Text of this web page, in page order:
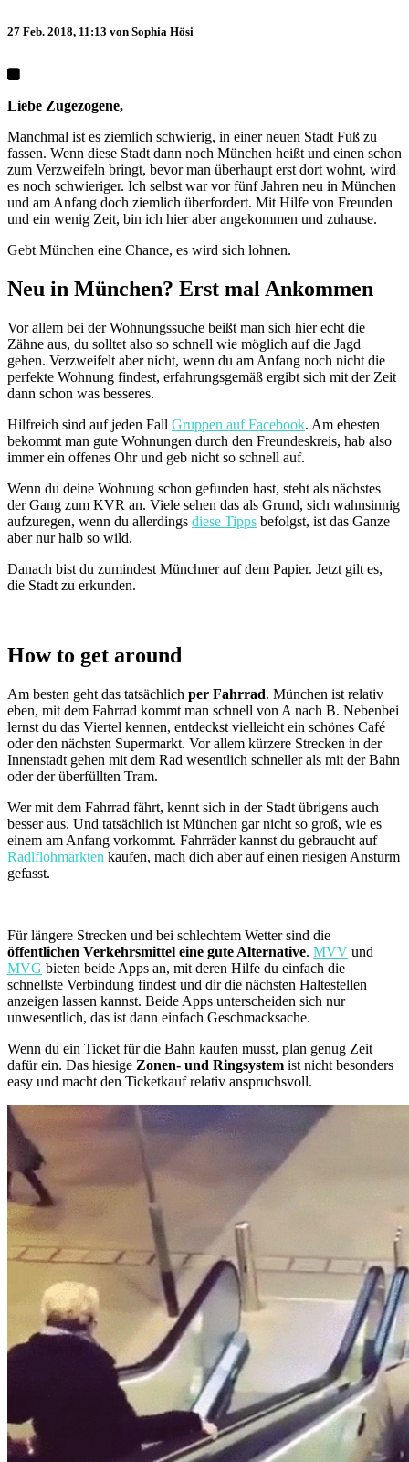
27 Feb. 2018, 11:13 von Sophia Hösi
Liebe Zugezogene,
Manchmal ist es ziemlich schwierig, in einer neuen Stadt Fuß zu
fassen. Wenn diese Stadt dann noch München heißt und einen schon
zum Verzweifeln bringt, bevor man überhaupt erst dort wohnt, wird
es noch schwieriger. Ich selbst war vor fünf Jahren neu in München
und am Anfang doch ziemlich überfordert. Mit Hilfe von Freunden
und ein wenig Zeit, bin ich hier aber angekommen und zuhause.
Gebt München eine Chance, es wird sich lohnen.
Neu in München? Erst mal Ankommen
Vor allem bei der Wohnungssuche beißt man sich hier echt die
Zähne aus, du solltet also so schnell wie möglich auf die Jagd
gehen. Verzweifelt aber nicht, wenn du am Anfang noch nicht die
perfekte Wohnung findest, erfahrungsgemäß ergibt sich mit der Zeit
dann schon was besseres.
Hilfreich sind auf jeden Fall Gruppen auf Facebook. Am ehesten
bekommt man gute Wohnungen durch den Freundeskreis, hab also
immer ein offenes Ohr und geb nicht so schnell auf.
Wenn du deine Wohnung schon gefunden hast, steht als nächstes
der Gang zum KVR an. Viele sehen das als Grund, sich wahnsinnig
aufzuregen, wenn du allerdings diese Tipps befolgst, ist das Ganze
aber nur halb so wild.
Danach bist du zumindest Münchner auf dem Papier. Jetzt gilt es,
die Stadt zu erkunden.
How to get around
Am besten geht das tatsächlich per Fahrrad. München ist relativ
eben, mit dem Fahrrad kommt man schnell von A nach B. Nebenbei
lernst du das Viertel kennen, entdeckst vielleicht ein schönes Café
oder den nächsten Supermarkt. Vor allem kürzere Strecken in der
Innenstadt gehen mit dem Rad wesentlich schneller als mit der Bahn
oder der überfüllten Tram.
Wer mit dem Fahrrad fährt, kennt sich in der Stadt übrigens auch
besser aus. Und tatsächlich ist München gar nicht so groß, wie es
einem am Anfang vorkommt. Fahrräder kannst du gebraucht auf
Radlflohmärkten kaufen, mach dich aber auf einen riesigen Ansturm
gefasst.
Für längere Strecken und bei schlechtem Wetter sind die
öffentlichen Verkehrsmittel eine gute Alternative. MVV und
MVG bieten beide Apps an, mit deren Hilfe du einfach die
schnellste Verbindung findest und dir die nächsten Haltestellen
anzeigen lassen kannst. Beide Apps unterscheiden sich nur
unwesentlich, das ist dann einfach Geschmacksache.
Wenn du ein Ticket für die Bahn kaufen musst, plan genug Zeit
dafür ein. Das hiesige Zonen- und Ringsystem ist nicht besonders
easy und macht den Ticketkauf relativ anspruchsvoll.